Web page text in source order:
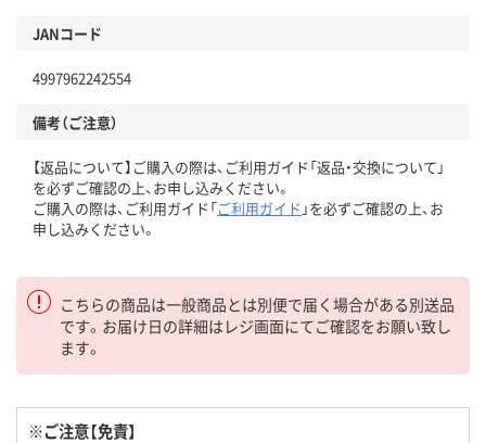
JANコード
4997962242554
備考（ご注意）
【返品について】ご購入の際は、ご利用ガイド「返品・交換について」
を必ずご確認の上、お申し込みください。
ご購入の際は、ご利用ガイド「ご利用ガイド 」を必ずご確認の上、お
申し込みください。
こちらの商品は一般商品とは別便で届く場合がある別送品
です。お届け日の詳細はレジ画面にてご確認をお願い致し
ます。
※ご注意【免責】